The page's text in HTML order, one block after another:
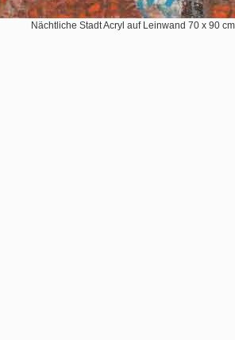
Nächtliche Stadt Acryl auf Leinwand 70 x 90 cm